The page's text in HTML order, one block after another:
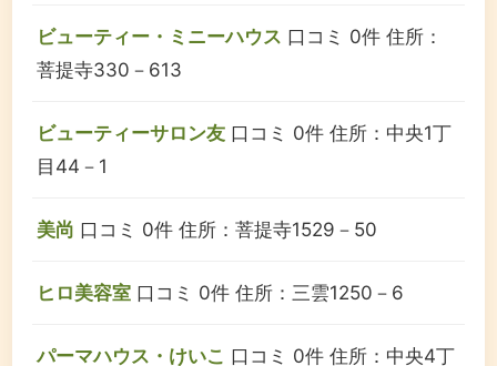
ビューティー・ミニーハウス 口コミ 0件 住所：
菩提寺330－613
ビューティーサロン友 口コミ 0件 住所：中央1丁
目44－1
美尚 口コミ 0件 住所：菩提寺1529－50
ヒロ美容室 口コミ 0件 住所：三雲1250－6
パーマハウス・けいこ 口コミ 0件 住所：中央4丁